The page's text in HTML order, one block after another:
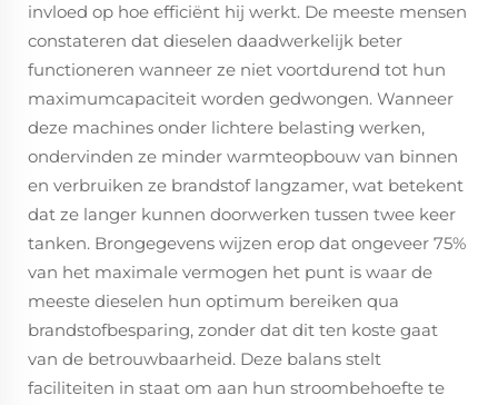
invloed op hoe efficiënt hij werkt. De meeste mensen
constateren dat dieselen daadwerkelijk beter
functioneren wanneer ze niet voortdurend tot hun
maximumcapaciteit worden gedwongen. Wanneer
deze machines onder lichtere belasting werken,
ondervinden ze minder warmteopbouw van binnen
en verbruiken ze brandstof langzamer, wat betekent
dat ze langer kunnen doorwerken tussen twee keer
tanken. Brongegevens wijzen erop dat ongeveer 75%
van het maximale vermogen het punt is waar de
meeste dieselen hun optimum bereiken qua
brandstofbesparing, zonder dat dit ten koste gaat
van de betrouwbaarheid. Deze balans stelt
faciliteiten in staat om aan hun stroombehoefte te